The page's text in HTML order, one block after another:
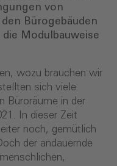
von
Bürogebäuden
Modulbauweise
wozu brauchen wir
sich viele
Büroräume in der
In dieser Zeit
noch, gemütlich
der andauernde